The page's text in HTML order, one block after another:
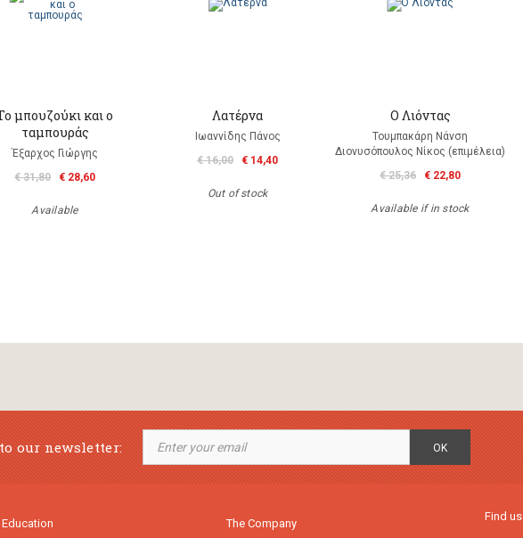
μπουζούκι και ο
ταμπουράς
Έξαρχος Γιώργης
€ 31,80
€ 28,60
Available
Λατέρνα
Ιωαννίδης Πάνος
€ 16,00
€ 14,40
Out of stock
Ο Λιόντας
Τουμπακάρη Νάνση
Διονυσόπουλος Νίκος (επιμέλεια)
€ 25,36
€ 22,80
Available if in stock
our newsletter: OK
The Company
Find us